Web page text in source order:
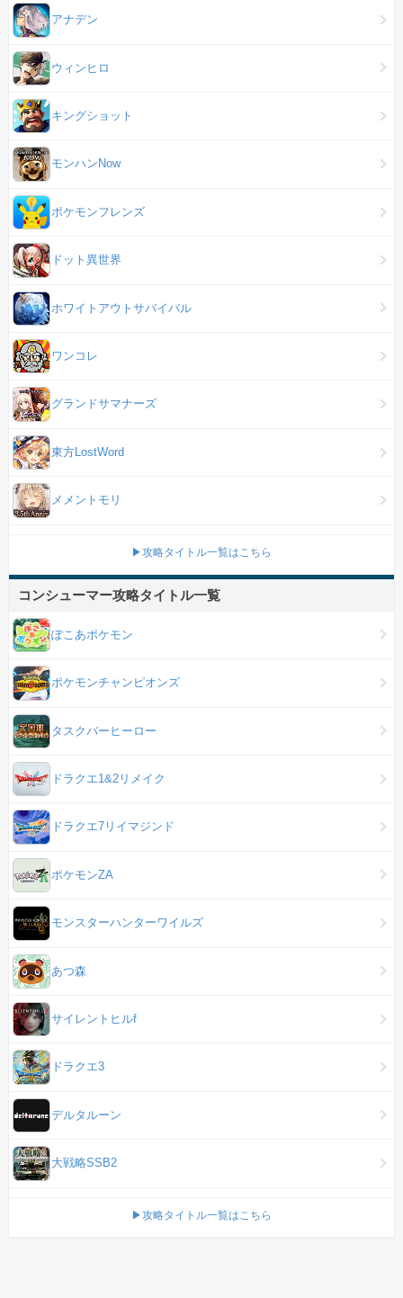
アナデン
ウィンヒロ
キングショット
モンハンNow
ポケモンフレンズ
ドット異世界
ホワイトアウトサバイバル
ワンコレ
グランドサマナーズ
東方LostWord
メメントモリ
▶攻略タイトル一覧はこちら
コンシューマー攻略タイトル一覧
ぽこあポケモン
ポケモンチャンピオンズ
タスクバーヒーロー
ドラクエ1&2リメイク
ドラクエ7リイマジンド
ポケモンZA
モンスターハンターワイルズ
あつ森
サイレントヒルf
ドラクエ3
デルタルーン
大戦略SSB2
▶攻略タイトル一覧はこちら